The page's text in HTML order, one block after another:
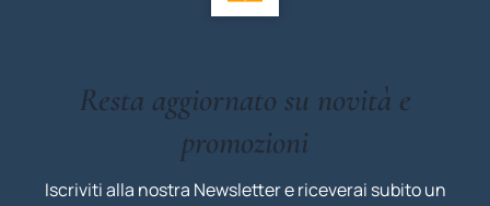
Resta aggiornato su novità e
promozioni
Iscriviti alla nostra Newsletter e riceverai subito un